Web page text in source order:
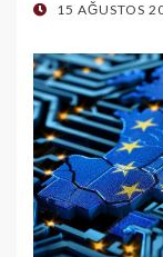
POSTED
15 AĞUSTOS